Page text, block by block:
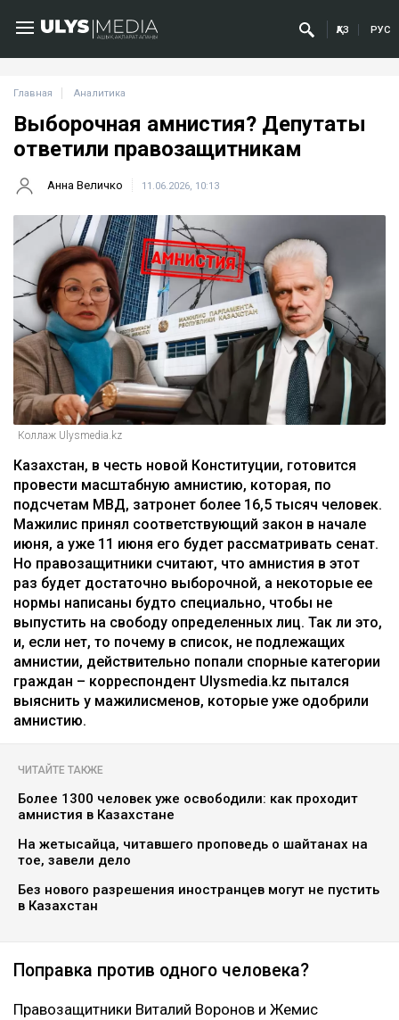
ҚАЗ РУС
Главная Аналитика
Выборочная амнистия? Депутаты
ответили правозащитникам
Анна Величко 11.06.2026, 10:13
Коллаж Ulysmedia.kz
Казахстан, в честь новой Конституции, готовится
провести масштабную амнистию, которая, по
подсчетам МВД, затронет более 16,5 тысяч человек.
Мажилис принял соответствующий закон в начале
июня, а уже 11 июня его будет рассматривать сенат.
Но правозащитники считают, что амнистия в этот
раз будет достаточно выборочной, а некоторые ее
нормы написаны будто специально, чтобы не
выпустить на свободу определенных лиц. Так ли это,
и, если нет, то почему в список, не подлежащих
амнистии, действительно попали спорные категории
граждан – корреспондент Ulysmedia.kz пытался
выяснить у мажилисменов, которые уже одобрили
амнистию.
ЧИТАЙТЕ ТАКЖЕ
Более 1300 человек уже освободили: как проходит
амнистия в Казахстане
На жетысайца, читавшего проповедь о шайтанах на
тое, завели дело
Без нового разрешения иностранцев могут не пустить
в Казахстан
Поправка против одного человека?
Правозащитники Виталий Воронов и Жемис